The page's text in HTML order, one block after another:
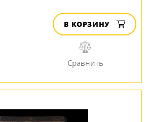
В КОРЗИНУ